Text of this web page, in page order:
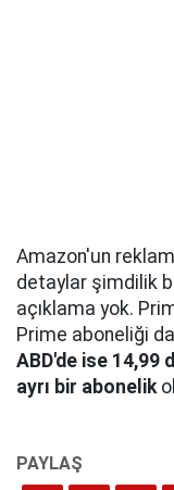
Amazon'un
detaylar şimdilik
açıklama yok.
Prime aboneliği
ABD'de ise 14,99
ayrı bir abonelik